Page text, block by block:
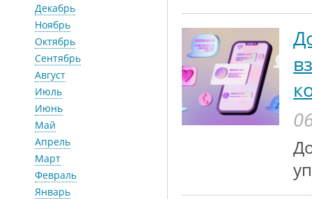
Декабрь
Ноябрь
Октябрь
Сентябрь
Август
Июль
Июнь
Май
Апрель
Март
Февраль
Январь